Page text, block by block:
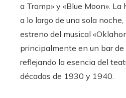
a Tramp» y «Blue Moon».
a lo largo de una sola
estreno del musical
principalmente en un bar de
reflejando la esencia del
décadas de 1930 y 1940.